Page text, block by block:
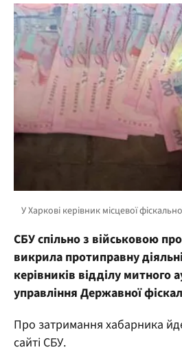
СБУ спільно з військовою
викрила протиправну
керівників відділу митного
управління Державної
Про затримання хабарника
сайті СБУ.